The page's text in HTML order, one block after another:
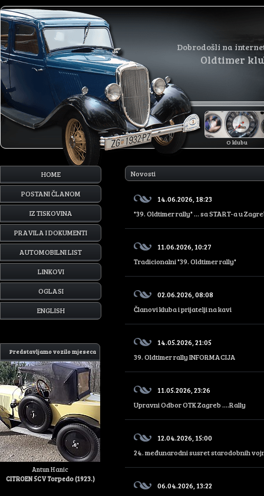
Dobrodošli na
Oldtimer
O klubu
HOME
POSTANI ČLANOM
IZ TISKOVINA
PRAVILA I DOKUMENTI
AUTOMOBILNI LIST
LINKOVI
OGLASI
ENGLISH
Predstavljamo vozilo mjeseca
Antun Hanic
CITROEN 5CV Torpedo (1923.)
Novosti
14.06.2026, 18:23
"39. Oldtimer rally" ... sa START-a u
11.06.2026, 10:27
Tradicionalni "39. Oldtimer rally"
02.06.2026, 08:08
Članovi kluba i prijatelji na kavi
14.05.2026, 21:05
39. Oldtimer rally INFORMACIJA
11.05.2026, 23:26
Upravni Odbor OTK Zagreb ....Rally
12.04.2026, 15:00
24. međunarodni susret starodobnih
06.04.2026, 13:22